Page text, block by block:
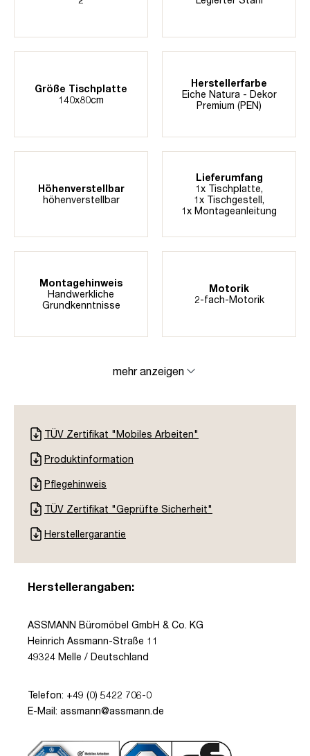
Größe Tischplatte
140x80cm
Herstellerfarbe
Eiche Natura - Dekor
Premium (PEN)
Höhenverstellbar
höhenverstellbar
Lieferumfang
1x Tischplatte,
1x Tischgestell,
1x Montageanleitung
Montagehinweis
Handwerkliche
Grundkenntnisse
Motorik
2-fach-Motorik
mehr anzeigen
TÜV Zertifikat "Mobiles Arbeiten"
Produktinformation
Pflegehinweis
TÜV Zertifikat "Geprüfte Sicherheit"
Herstellergarantie
Herstellerangaben:
ASSMANN Büromöbel GmbH & Co. KG
Heinrich Assmann-Straße 11
49324 Melle / Deutschland
Telefon: +49 (0) 5422 706-0
E-Mail: assmann@assmann.de